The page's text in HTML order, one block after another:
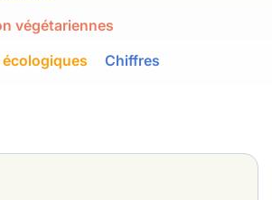
végétariennes
Chiffres